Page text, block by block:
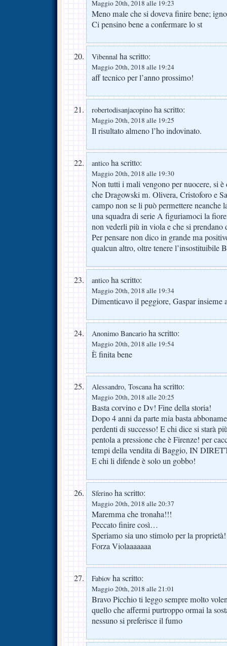
Maggio 20th, 2018 alle 19:23
Meno male che si doveva finire bene;
Ci pensino bene a confermare lo st
Vibennal ha scritto:
Maggio 20th, 2018 alle 19:24
aff tecnico per l’anno prossimo!
robertodisanjacopino ha scritto:
Maggio 20th, 2018 alle 19:25
Il risultato almeno l’ho indovinato.
antico ha scritto:
Maggio 20th, 2018 alle 19:30
Non tutti i mali vengono per nuocere, si
che Dragowski m. Olivera, Cristoforo e
campo non se li può permettere
una squadra di serie A figuriamoci la
non vederli più in viola e che si prendano
Per pensare non dico in grande ma
qualcun altro, oltre tenere l’insostituibile
antico ha scritto:
Maggio 20th, 2018 alle 19:34
Dimenticavo il peggiore, Gaspar insieme
Anonimo Bancario ha scritto:
Maggio 20th, 2018 alle 19:54
È finita bene
Alessandro, Toscanaha scritto:
Maggio 20th, 2018 alle 20:25
Basta corvino e Dv! Fine della storia!
Dopo 4 anni da parte mia basta
perdenti di successo! E chi dice si starà
pentola a pressione che è Firenze! per
tempi della vendita di Baggio, IN
E chi li difende è solo un gobbo!
Sferino ha scritto:
Maggio 20th, 2018 alle 20:37
Maremma che tronaha!!!
Peccato finire così…
Speriamo sia uno stimolo per la
Forza Violaaaaaaa
Fabiov ha scritto:
Maggio 20th, 2018 alle 21:01
Bravo Picchio ti leggo sempre molto
quello che affermi purtroppo ormai la
nessuno si preferisce il fumo